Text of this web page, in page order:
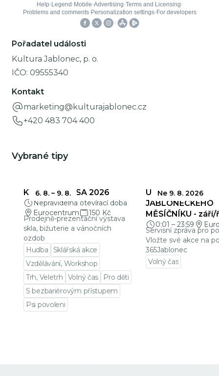
Pořadatel události
Kultura Jablonec, p. o.
IČO: 09555340
Kontakt
marketing@kulturajablonec.cz
+420 483 704 400
Vybrané tipy
6. 8. – 9. 8.
KŘEHKÁ KRÁSA 2026
Nepravidelná otevírací doba
Eurocentrum
150 Kč
Prodejně-prezentační výstava
skla, bižuterie a vánočních
ozdob
Hudba
Sklářská akce
Vzdělávání, Workshop
Trh, Veletrh
Volný čas
Pro děti
S bezbariérovým přístupem
Psi povoleni
Ne 9. 8. 2026
UZÁVĚRKY
JABLONECKÉHO
MĚSÍČNÍKU -
0:01 – 23:59
Servisní zpráva pro
Vložte své akce na
365Jablonec
Volný čas